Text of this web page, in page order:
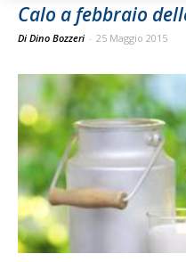
Calo a febbraio
Di Dino Bozzeri - 25 Maggio 2015